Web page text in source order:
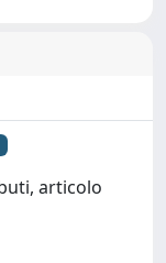
articolo